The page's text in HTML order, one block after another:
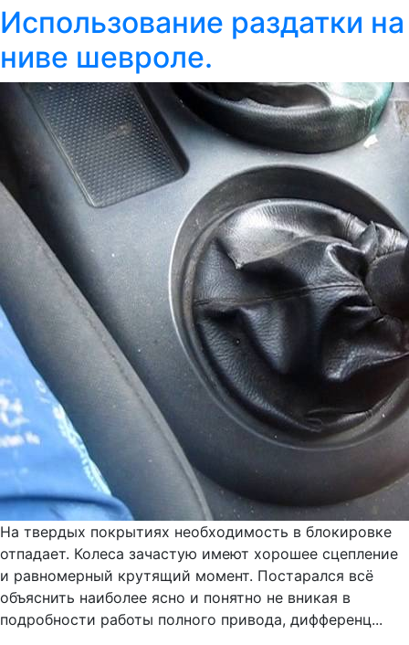
Использование раздатки на
ниве шевроле.
На твердых покрытиях необходимость в блокировке
отпадает. Колеса зачастую имеют хорошее сцепление
и равномерный крутящий момент. Постарался всё
объяснить наиболее ясно и понятно не вникая в
подробности работы полного привода, дифференц...